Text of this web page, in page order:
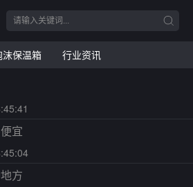
沫保温箱 行业资讯
宜
方